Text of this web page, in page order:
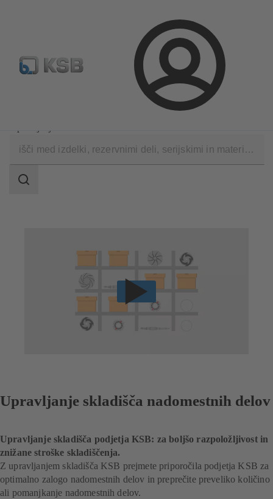
Prijava
Standardno iskanje rezervih delov Konfiguracija
iskanja
področje
Upravljanje skladišča nadomestnih delov
Upravljanje skladišča podjetja KSB: za boljšo razpoložljivost in
znižane stroške skladiščenja.
Z upravljanjem skladišča KSB prejmete priporočila podjetja KSB za
optimalno zalogo nadomestnih delov in preprečite preveliko količino
ali pomanjkanje nadomestnih delov.